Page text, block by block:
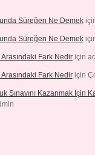
Süreğen Ne Demek
Süreğen Ne Demek
Fark Nediriçin
Fark Nediriçin
Sınavını Kazanmak Için